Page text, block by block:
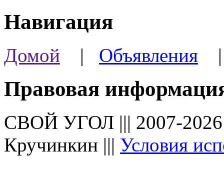
Навигация
Домой | Объявления
Правовая
СВОЙ УГОЛ ||| 2007-
Кручинкин ||| Условия